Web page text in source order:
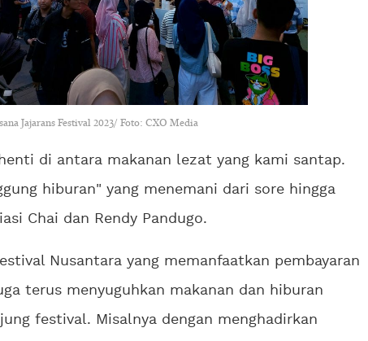
Jajarans Festival 2023/ Foto: CXO Media
di antara makanan lezat yang kami santap.
hiburan" yang menemani dari sore hingga
Chai dan Rendy Pandugo.
Nusantara yang memanfaatkan pembayaran
terus menyuguhkan makanan dan hiburan
festival. Misalnya dengan menghadirkan